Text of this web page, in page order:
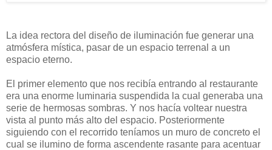
La idea rectora del diseño de iluminación fue generar una
atmósfera mística, pasar de un espacio terrenal a un
espacio eterno.
El primer elemento que nos recibía entrando al restaurante
era una enorme luminaria suspendida la cual generaba una
serie de hermosas sombras. Y nos hacía voltear nuestra
vista al punto más alto del espacio. Posteriormente
siguiendo con el recorrido teníamos un muro de concreto el
cual se ilumino de forma ascendente rasante para acentuar